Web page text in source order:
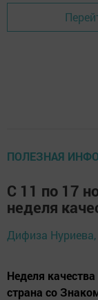
ПОЛЕЗНАЯ
С 11 по 17
неделя
Дифиза Нуриева,
Неделя
страна со